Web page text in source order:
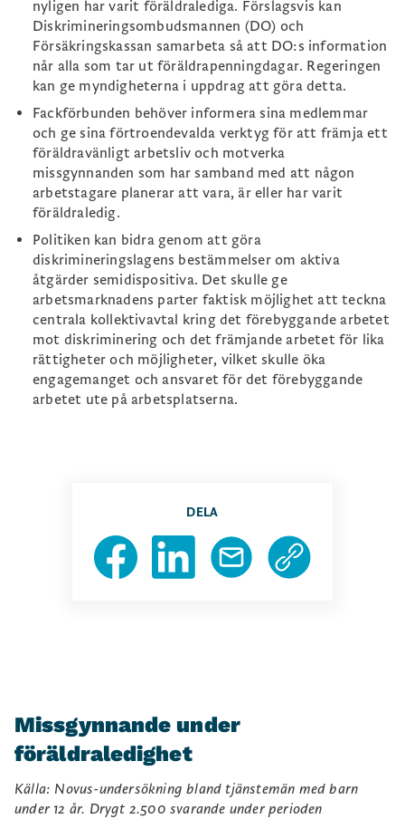
DELA
nyligen har varit föräldralediga. Förslagsvis kan
Diskrimineringsombudsmannen (DO) och
Försäkringskassan samarbeta så att DO:s information
når alla som tar ut föräldrapenningdagar. Regeringen
kan ge myndigheterna i uppdrag att göra detta.
Fackförbunden behöver informera sina medlemmar
och ge sina förtroendevalda verktyg för att främja ett
föräldravänligt arbetsliv och motverka
missgynnanden som har samband med att någon
arbetstagare planerar att vara, är eller har varit
föräldraledig.
Politiken kan bidra genom att göra
diskrimineringslagens bestämmelser om aktiva
åtgärder semidispositiva. Det skulle ge
arbetsmarknadens parter faktisk möjlighet att teckna
centrala kollektivavtal kring det förebyggande arbetet
mot diskriminering och det främjande arbetet för lika
rättigheter och möjligheter, vilket skulle öka
engagemanget och ansvaret för det förebyggande
arbetet ute på arbetsplatserna.
Missgynnande under
föräldraledighet
Källa: Novus-undersökning bland tjänstemän med barn
under 12 år. Drygt 2.500 svarande under perioden